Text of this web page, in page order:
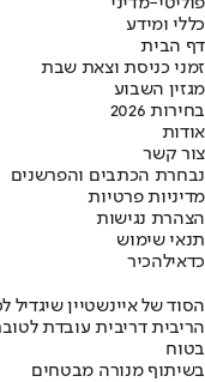
כללי ומידע
דף הבית
זמני כניסת וצאת שבת
מגזין השבוע
בחירות 2026
אודות
צור קשר
נבחרת הכתבים והפרשנים
מדיניות פרטיות
הצהרת נגישות
תנאי שימוש
כדאילהכיר
הסוד של איינשטיין
הריבית דריבית עובדת
בטוח
בשיתוף מנורה מבטחים